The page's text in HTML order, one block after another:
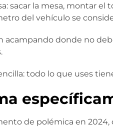
sacar la mesa, montar el
del vehículo se
acampando donde no
todo lo que uses
de polémica en